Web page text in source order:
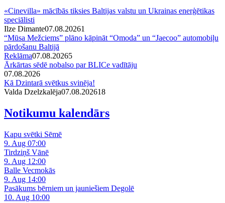
«Cinevilla» mācībās tiksies Baltijas valstu un Ukrainas enerģētikas
speciālisti
Ilze Dimante07.08.20261
“Mūsa Mežciems” plāno kāpināt “Omoda” un “Jaecoo” automobiļu
pārdošanu Baltijā
Reklāma07.08.20265
Ārkārtas sēdē nobalso par BLICe vadītāju
07.08.2026
Kā Dzintarā svētkus svinēja!
Valda Dzelzkalēja07.08.202618
Notikumu kalendārs
Kapu svētki Sēmē
9. Aug 07:00
Tirdziņš Vānē
9. Aug 12:00
Balle Vecmokās
9. Aug 14:00
Pasākums bērniem un jauniešiem Degolē
10. Aug 10:00